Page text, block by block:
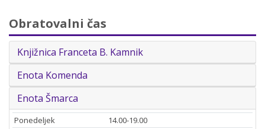
Obratovalni čas
Knjižnica Franceta B. Kamnik
Enota Komenda
Enota Šmarca
Ponedeljek
14.00-19.00